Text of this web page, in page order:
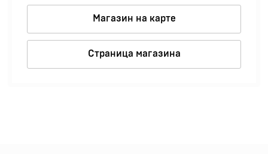
Магазин на карте
Страница магазина